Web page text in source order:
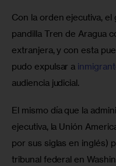
Con la orden ejecutiva,
pandilla Tren de Aragua
extranjera, y con esta
pudo expulsar a
audiencia judicial.
El mismo día que la
ejecutiva, la Unión
por sus siglas en inglés)
tribunal federal en